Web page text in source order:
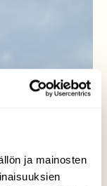
ja mainosten